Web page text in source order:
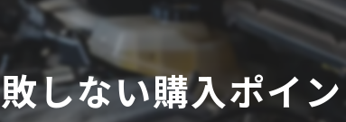
買取
販売
トヨタ
しない購入ポイ